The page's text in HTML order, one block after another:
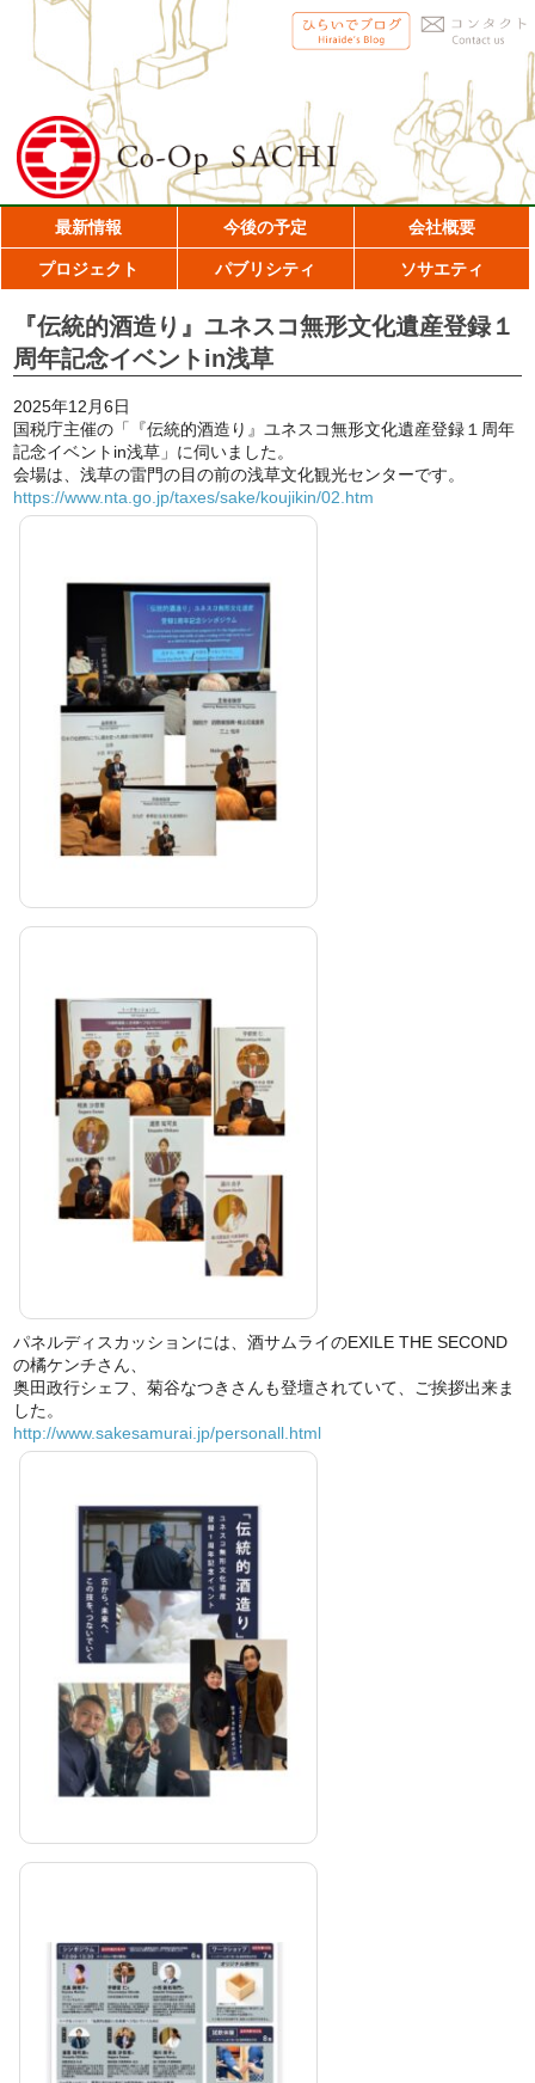
最新情報 今後の予定 会社概要
プロジェクト パブリシティ ソサエティ
『伝統的酒造り』ユネスコ無形文化遺産登録１
周年記念イベントin浅草
2025年12月6日
国税庁主催の「『伝統的酒造り』ユネスコ無形文化遺産登録１周年
記念イベントin浅草」に伺いました。
会場は、浅草の雷門の目の前の浅草文化観光センターです。
https://www.nta.go.jp/taxes/sake/koujikin/02.htm
パネルディスカッションには、酒サムライのEXILE THE SECOND
の橘ケンチさん、
奥田政行シェフ、菊谷なつきさんも登壇されていて、ご挨拶出来ま
した。
http://www.sakesamurai.jp/personall.html